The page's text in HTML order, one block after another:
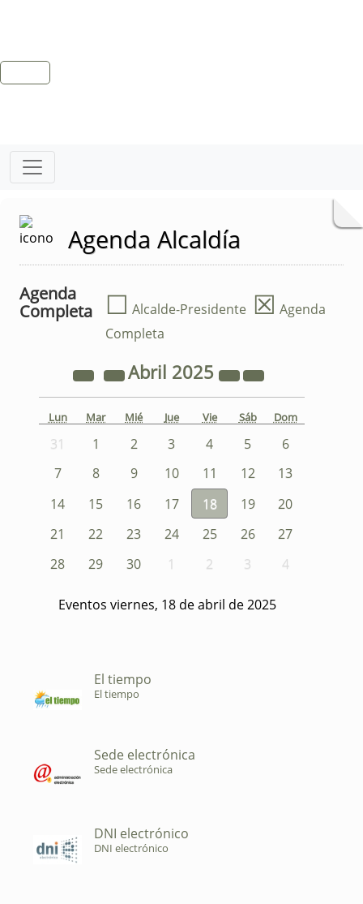
Agenda Alcaldía
Agenda
Completa
☐ Alcalde-Presidente ☒ Agenda
Completa
Abril 2025
Lun Mar Mié Jue Vie Sáb Dom
31 1 2 3 4 5
6
7
8 9 10 11 12
13
14
15 16 17 18 19
20
21
22 23 24 25 26
27
28
29 30 1 2 3 4
Eventos viernes, 18 de abril de 2025
El tiempo
El tiempo
Sede electrónica
Sede electrónica
DNI electrónico
DNI electrónico